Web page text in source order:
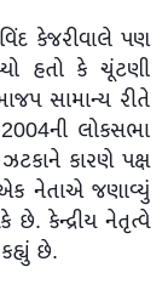
કેજરીવાલે પણ
હતો કે ચૂંટણી
સામાન્ય રીતે
લોકસભા
કારણે પક્ષ
નેતાએ જણાવ્યું
કેન્દ્રીય નેતૃત્વે
છે.